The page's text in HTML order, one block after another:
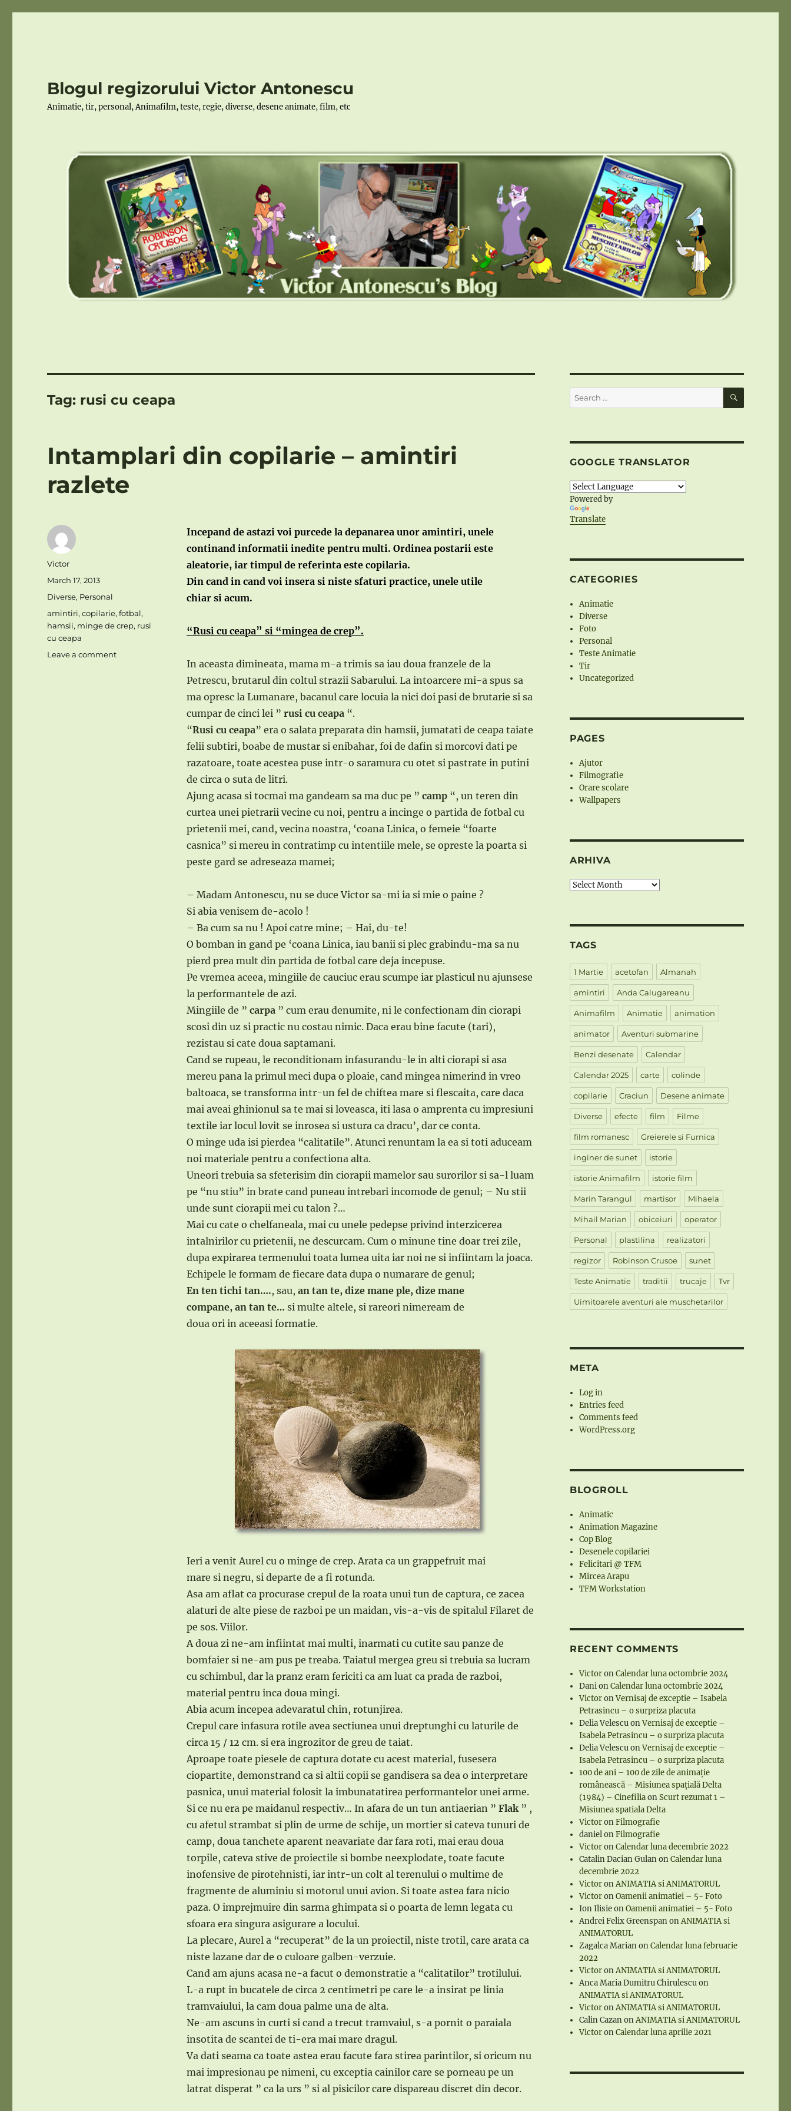
Blogul regizorului Victor Antonescu
Animatie, tir, personal, Animafilm, teste, regie, diverse, desene animate, film, etc
Tag: rusi cu ceapa
Intamplari din copilarie – amintiri
razlete
Incepand de astazi voi purcede la depanarea unor amintiri, unele
continand informatii inedite pentru multi. Ordinea postarii este
aleatorie, iar timpul de referinta este copilaria.
Din cand in cand voi insera si niste sfaturi practice, unele utile
chiar si acum.
“Rusi cu ceapa” si “mingea de crep”.
In aceasta dimineata, mama m-a trimis sa iau doua franzele de la
Petrescu, brutarul din coltul strazii Sabarului. La intoarcere mi-a spus sa
ma opresc la Lumanare, bacanul care locuia la nici doi pasi de brutarie si sa
cumpar de cinci lei ” rusi cu ceapa“.
“Rusi cu ceapa” era o salata preparata din hamsii, jumatati de ceapa taiate
felii subtiri, boabe de mustar si enibahar, foi de dafin si morcovi dati pe
razatoare, toate acestea puse intr-o saramura cu otet si pastrate in putini
de circa o suta de litri.
Ajung acasa si tocmai ma gandeam sa ma duc pe ” camp“, un teren din
curtea unei pietrarii vecine cu noi, pentru a incinge o partida de fotbal cu
prietenii mei, cand, vecina noastra, ‘coana Linica, o femeie “foarte
casnica” si mereu in contratimp cu intentiile mele, se opreste la poarta si
peste gard se adreseaza mamei;
– Madam Antonescu, nu se duce Victor sa-mi ia si mie o paine ?
Si abia venisem de-acolo !
– Ba cum sa nu ! Apoi catre mine; – Hai, du-te!
O bomban in gand pe ‘coana Linica, iau banii si plec grabindu-ma sa nu
pierd prea mult din partida de fotbal care deja incepuse.
Pe vremea aceea, mingiile de cauciuc erau scumpe iar plasticul nu ajunsese
la performantele de azi.
Mingiile de ” carpa” cum erau denumite, ni le confectionam din ciorapi
scosi din uz si practic nu costau nimic. Daca erau bine facute (tari),
rezistau si cate doua saptamani.
Cand se rupeau, le reconditionam infasurandu-le in alti ciorapi si asa
mereu pana la primul meci dupa o ploaie, cand mingea nimerind in vreo
baltoaca, se transforma intr-un fel de chiftea mare si flescaita, care daca
mai aveai ghinionul sa te mai si loveasca, iti lasa o amprenta cu impresiuni
textile iar locul lovit se inrosea si ustura ca dracu’, dar ce conta.
O minge uda isi pierdea “calitatile”. Atunci renuntam la ea si toti aduceam
noi materiale pentru a confectiona alta.
Uneori trebuia sa sfeterisim din ciorapii mamelor sau surorilor si sa-l luam
pe “nu stiu” in brate cand puneau intrebari incomode de genul; – Nu stii
unde sunt ciorapii mei cu talon ?…
Mai cu cate o chelfaneala, mai cu unele pedepse privind interzicerea
intalnirilor cu prietenii, ne descurcam. Cum o minune tine doar trei zile,
dupa expirarea termenului toata lumea uita iar noi ne si infiintam la joaca.
Echipele le formam de fiecare data dupa o numarare de genul;
En ten tichi tan…., sau, an tan te, dize mane ple, dize mane
compane, an tan te… si multe altele, si rareori nimeream de
doua ori in aceeasi formatie.
Ieri a venit Aurel cu o minge de crep. Arata ca un grappefruit mai
mare si negru, si departe de a fi rotunda.
Asa am aflat ca procurase crepul de la roata unui tun de captura, ce zacea
alaturi de alte piese de razboi pe un maidan, vis-a-vis de spitalul Filaret de
pe sos. Viilor.
A doua zi ne-am infiintat mai multi, inarmati cu cutite sau panze de
bomfaier si ne-am pus pe treaba. Taiatul mergea greu si trebuia sa lucram
cu schimbul, dar la pranz eram fericiti ca am luat ca prada de razboi,
material pentru inca doua mingi.
Abia acum incepea adevaratul chin, rotunjirea.
Crepul care infasura rotile avea sectiunea unui dreptunghi cu laturile de
circa 15 / 12 cm. si era ingrozitor de greu de taiat.
Aproape toate piesele de captura dotate cu acest material, fusesera
ciopartite, demonstrand ca si altii copii se gandisera sa dea o interpretare
pasnica, unui material folosit la imbunatatirea performantelor unei arme.
Si ce nu era pe maidanul respectiv… In afara de un tun antiaerian ” Flak” ,
cu afetul strambat si plin de urme de schije, un mortier si cateva tunuri de
camp, doua tanchete aparent neavariate dar fara roti, mai erau doua
torpile, cateva stive de proiectile si bombe neexplodate, toate facute
inofensive de pirotehnisti, iar intr-un colt al terenului o multime de
fragmente de aluminiu si motorul unui avion. Si toate astea fara nicio
paza. O imprejmuire din sarma ghimpata si o poarta de lemn legata cu
sfoara era singura asigurare a locului.
La plecare, Aurel a “recuperat” de la un proiectil, niste trotil, care arata ca
niste lazane dar de o culoare galben-verzuie.
Cand am ajuns acasa ne-a facut o demonstratie a “calitatilor” trotilului.
L-a rupt in bucatele de circa 2 centimetri pe care le-a insirat pe linia
tramvaiului, la cam doua palme una de alta.
Ne-am ascuns in curti si cand a trecut tramvaiul, s-a pornit o paraiala
insotita de scantei de ti-era mai mare dragul.
Va dati seama ca toate astea erau facute fara stirea parintilor, si oricum nu
mai impresionau pe nimeni, cu exceptia cainilor care se porneau pe un
latrat disperat ” ca la urs ” si al pisicilor care dispareau discret din decor.
Author
Victor
Posted
on
March 17, 2013
Categories
Diverse, Personal
Tags
amintiri,copilarie,fotbal,
hamsii, minge de crep, rusi
cu ceapa
Leave a commenton
Search
for:
SEARCH
GOOGLE TRANSLATOR
Powered by
Translate
CATEGORIES
Animatie
Diverse
Foto
Personal
Teste Animatie
Tir
Uncategorized
PAGES
Ajutor
Filmografie
Orare scolare
Wallpapers
ARHIVA
Arhiva
TAGS
1 Martie acetofan Almanah
amintiri Anda Calugareanu
Animafilm Animatie animation
animator Aventuri submarine
Benzi desenate Calendar
Calendar 2025 carte colinde
copilarie Craciun Desene animate
Diverse efecte film Filme
film romanesc Greierele si Furnica
inginer de sunet istorie
istorie Animafilm istorie film
Marin Tarangul martisor Mihaela
Mihail Marian obiceiuri operator
Personal plastilina realizatori
regizor Robinson Crusoe sunet
Teste Animatie traditii trucaje Tvr
Uimitoarele aventuri ale muschetarilor
META
Log in
Entries feed
Comments feed
WordPress.org
BLOGROLL
Animatic
Animation Magazine
Cop Blog
Desenele copilariei
Felicitari @ TFM
Mircea Arapu
TFM Workstation
RECENT COMMENTS
VictoronCalendar luna octombrie 2024
DanionCalendar luna octombrie 2024
VictoronVernisaj de exceptie – Isabela
Petrasincu – o surpriza placuta
Delia VelescuonVernisaj de exceptie –
Isabela Petrasincu – o surpriza placuta
Delia VelescuonVernisaj de exceptie –
Isabela Petrasincu – o surpriza placuta
100 de ani – 100 de zile de animație
românească – Misiunea spațială Delta
(1984) – CinefiliaonScurt rezumat 1 –
Misiunea spatiala Delta
VictoronFilmografie
danielonFilmografie
VictoronCalendar luna decembrie 2022
Catalin Dacian GulanonCalendar luna
decembrie 2022
VictoronANIMATIA si ANIMATORUL
VictoronOamenii animatiei – 5- Foto
Ion IlisieonOamenii animatiei – 5- Foto
Andrei Felix GreenspanonANIMATIA si
ANIMATORUL
Zagalca MarianonCalendar luna februarie
2022
VictoronANIMATIA si ANIMATORUL
Anca Maria Dumitru Chirulescuon
ANIMATIA si ANIMATORUL
VictoronANIMATIA si ANIMATORUL
Calin CazanonANIMATIA si ANIMATORUL
VictoronCalendar luna aprilie 2021